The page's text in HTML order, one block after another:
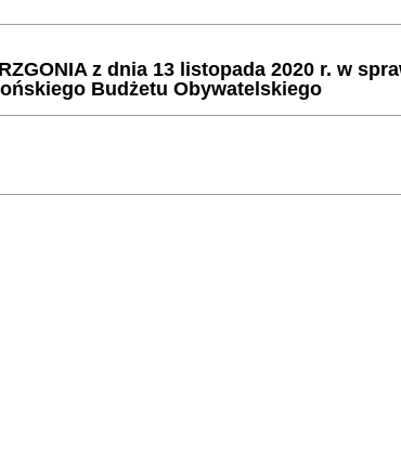
z dnia 13 listopada 2020 r. w
Budżetu Obywatelskiego